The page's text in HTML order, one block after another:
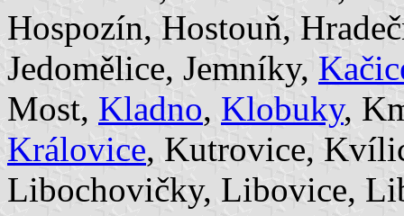
Hospozín, Hostouň,
Jedomělice, Jemníky,
Most, Kladno, Klobuky,
Královice, Kutrovice,
Libochovičky, Libovice,